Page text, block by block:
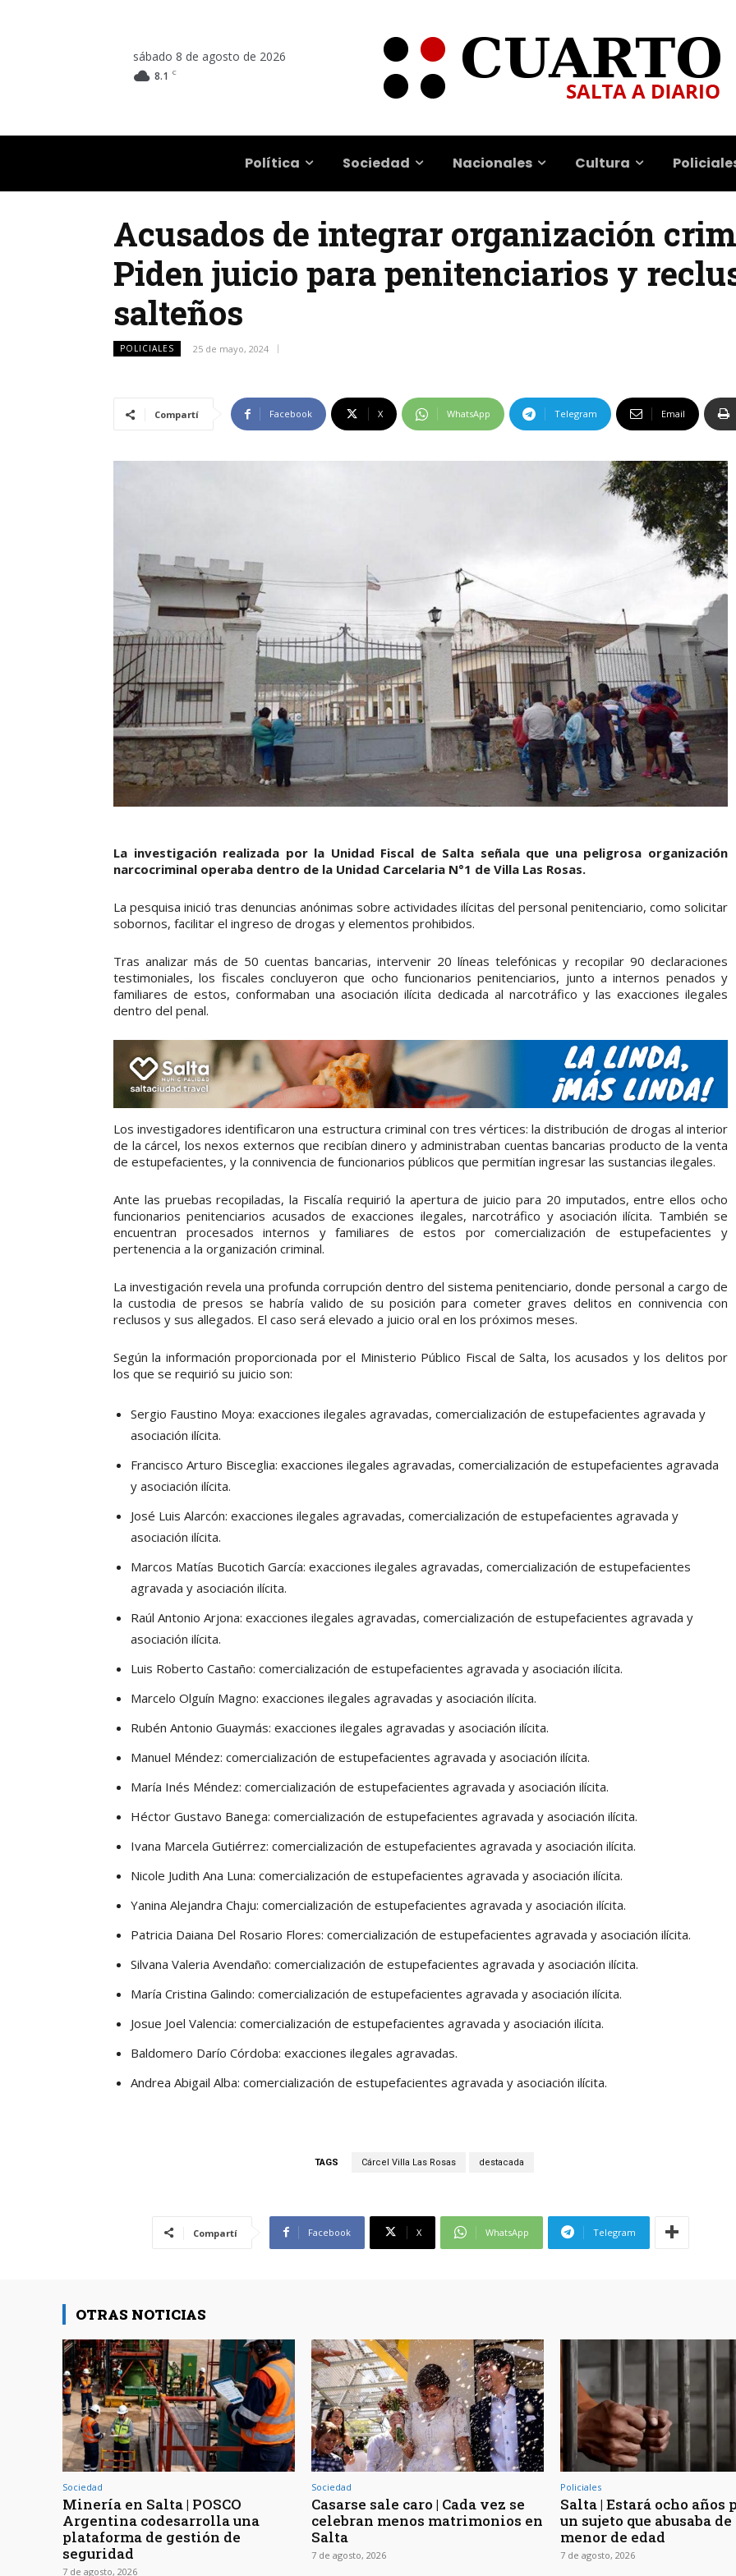
sábado 8 de agosto de 2026
8.1 C
Política Sociedad Nacionales Cultura
Acusados de integrar organización
Piden juicio para penitenciarios y
salteños
POLICIALES 25 de mayo, 2024
Compartí Facebook X WhatsApp Telegram Email
La investigación realizada por la Unidad Fiscal de Salta señala que una peligrosa organización
narcocriminal operaba dentro de la Unidad Carcelaria N°1 de Villa Las Rosas.
La pesquisa inició tras denuncias anónimas sobre actividades ilícitas del personal penitenciario, como solicitar
sobornos, facilitar el ingreso de drogas y elementos prohibidos.
Tras analizar más de 50 cuentas bancarias, intervenir 20 líneas telefónicas y recopilar 90 declaraciones
testimoniales, los fiscales concluyeron que ocho funcionarios penitenciarios, junto a internos penados y
familiares de estos, conformaban una asociación ilícita dedicada al narcotráfico y las exacciones ilegales
dentro del penal.
Los investigadores identificaron una estructura criminal con tres vértices: la distribución de drogas al interior
de la cárcel, los nexos externos que recibían dinero y administraban cuentas bancarias producto de la venta
de estupefacientes, y la connivencia de funcionarios públicos que permitían ingresar las sustancias ilegales.
Ante las pruebas recopiladas, la Fiscalía requirió la apertura de juicio para 20 imputados, entre ellos ocho
funcionarios penitenciarios acusados de exacciones ilegales, narcotráfico y asociación ilícita. También se
encuentran procesados internos y familiares de estos por comercialización de estupefacientes y
pertenencia a la organización criminal.
La investigación revela una profunda corrupción dentro del sistema penitenciario, donde personal a cargo de
la custodia de presos se habría valido de su posición para cometer graves delitos en connivencia con
reclusos y sus allegados. El caso será elevado a juicio oral en los próximos meses.
Según la información proporcionada por el Ministerio Público Fiscal de Salta, los acusados y los delitos por
los que se requirió su juicio son:
Sergio Faustino Moya: exacciones ilegales agravadas, comercialización de estupefacientes agravada y
asociación ilícita.
Francisco Arturo Bisceglia: exacciones ilegales agravadas, comercialización de estupefacientes agravada
y asociación ilícita.
José Luis Alarcón: exacciones ilegales agravadas, comercialización de estupefacientes agravada y
asociación ilícita.
Marcos Matías Bucotich García: exacciones ilegales agravadas, comercialización de estupefacientes
agravada y asociación ilícita.
Raúl Antonio Arjona: exacciones ilegales agravadas, comercialización de estupefacientes agravada y
asociación ilícita.
Luis Roberto Castaño: comercialización de estupefacientes agravada y asociación ilícita.
Marcelo Olguín Magno: exacciones ilegales agravadas y asociación ilícita.
Rubén Antonio Guaymás: exacciones ilegales agravadas y asociación ilícita.
Manuel Méndez: comercialización de estupefacientes agravada y asociación ilícita.
María Inés Méndez: comercialización de estupefacientes agravada y asociación ilícita.
Héctor Gustavo Banega: comercialización de estupefacientes agravada y asociación ilícita.
Ivana Marcela Gutiérrez: comercialización de estupefacientes agravada y asociación ilícita.
Nicole Judith Ana Luna: comercialización de estupefacientes agravada y asociación ilícita.
Yanina Alejandra Chaju: comercialización de estupefacientes agravada y asociación ilícita.
Patricia Daiana Del Rosario Flores: comercialización de estupefacientes agravada y asociación ilícita.
Silvana Valeria Avendaño: comercialización de estupefacientes agravada y asociación ilícita.
María Cristina Galindo: comercialización de estupefacientes agravada y asociación ilícita.
Josue Joel Valencia: comercialización de estupefacientes agravada y asociación ilícita.
Baldomero Darío Córdoba: exacciones ilegales agravadas.
Andrea Abigail Alba: comercialización de estupefacientes agravada y asociación ilícita.
TAGS Cárcel Villa Las Rosas destacada
Compartí Facebook X WhatsApp Telegram
OTRAS NOTICIAS
Sociedad
Minería en Salta | POSCO
Argentina codesarrolla una
plataforma de gestión de
seguridad
7 de agosto, 2026
Sociedad
Casarse sale caro | Cada vez se
celebran menos matrimonios en
Salta
7 de agosto, 2026
Policiales
Salta | Estará ocho años
un sujeto que abusaba
menor de edad
7 de agosto, 2026